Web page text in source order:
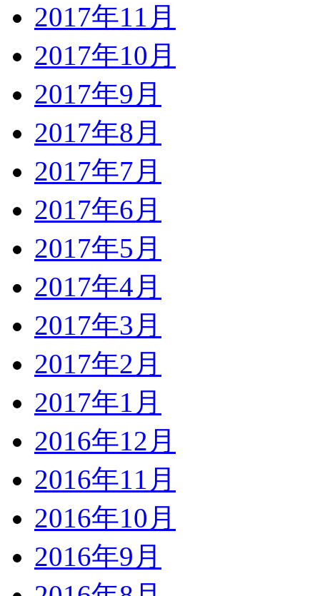
2017年11月
2017年10月
2017年9月
2017年8月
2017年7月
2017年6月
2017年5月
2017年4月
2017年3月
2017年2月
2017年1月
2016年12月
2016年11月
2016年10月
2016年9月